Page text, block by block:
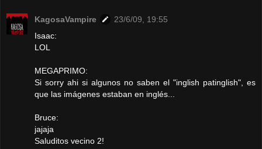
KagosaVampire
23/6/09, 19:55
Isaac:
LOL
MEGAPRIMO:
Si sorry ahi si algunos no saben el "inglish patinglish", es
que las imágenes estaban en inglés...
Bruce:
jajaja
Saluditos vecino 2!